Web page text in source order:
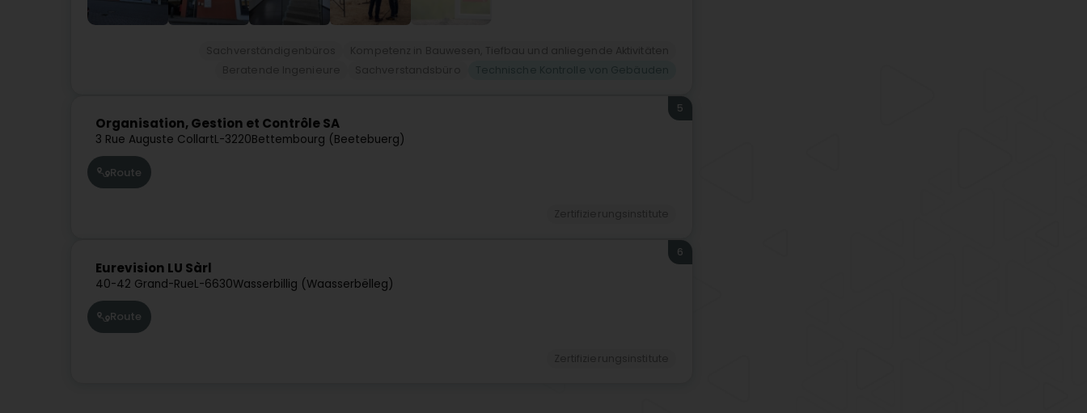
Organisation, Gestion et Contrôle SA
3 Rue Auguste CollartL-3220Bettembourg (Beetebuerg)
5
Route
Eurevision LU Sàrl
40-42 Grand-RueL-6630Wasserbillig (Waasserbëlleg)
6
Route